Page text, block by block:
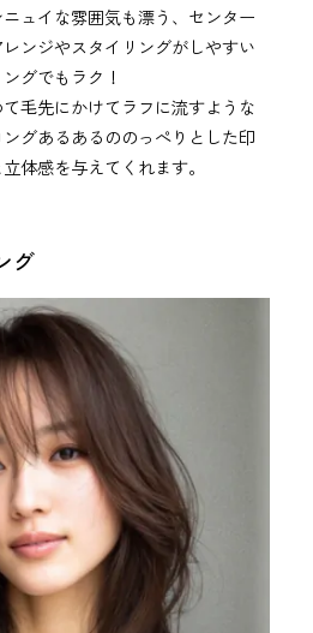
ュイな雰囲気も漂う、センター
ンジやスタイリングがしやすい
グでもラク！
毛先にかけてラフに流すような
グあるあるののっぺりとした印
体感を与えてくれます。
グ